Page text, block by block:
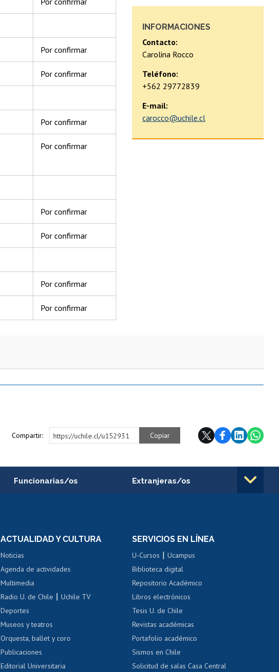
INFORMACIONES
Contacto:
Carolina Rocco
Teléfono:
+562 29772839
E-mail:
carocco@uchile.cl
Por confirmar
Por confirmar
Por confirmar
Por confirmar
Por confirmar
Por confirmar
Por confirmar
Por confirmar
Compartir: https://uchile.cl/u152931 Copiar
Funcionarias/os
Portal de movilidad interna
Certificado de renta
Certificado de renta
Gestión de correo uchile
Extranjeras/os
Movilidad Estudiantil
Cursos de español
Acoso laboral, sexual y violencia
ACTUALIDAD Y CULTURA
Noticias
Agenda de actividades
Multimedia
Radio U. de Chile |Uchile TV
Deportes
Museos y teatros
Orquesta, ballet y coro
Publicaciones
Editorial Universitaria
SERVICIOS EN LÍNEA
U-Cursos |Ucampus
Biblioteca digital
Repositorio Académico
Libros electrónicos
Tesis U. de Chile
Revistas académicas
Portafolio académico
Sismos en Chile
Solicitud de salas Casa Central